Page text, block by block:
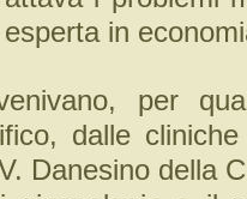
in
per
dalle
Danesino della